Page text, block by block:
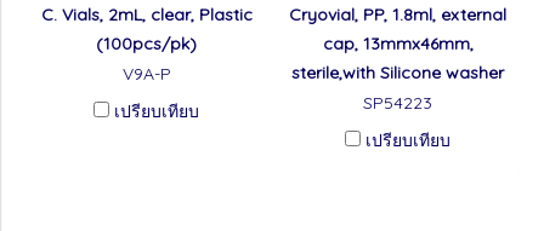
C. Vials, 2mL, clear, Plastic
(100pcs/pk)
V9A-P
เปรียบเทียบ
Cryovial, PP, 1.8ml, external
cap, 13mmx46mm,
sterile,with Silicone washer
SP54223
เปรียบเทียบ